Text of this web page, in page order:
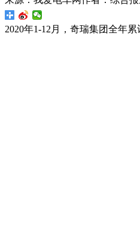
2020年1-12月，奇瑞集团全年